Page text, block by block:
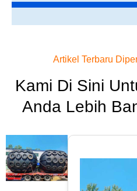
Artikel Terbaru
Kami Di Sini
Anda Lebih